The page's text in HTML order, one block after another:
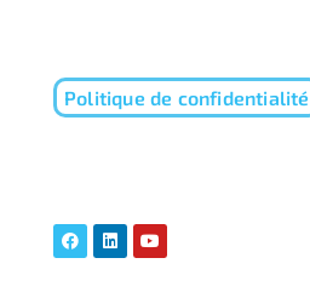
Politique de confidentialité